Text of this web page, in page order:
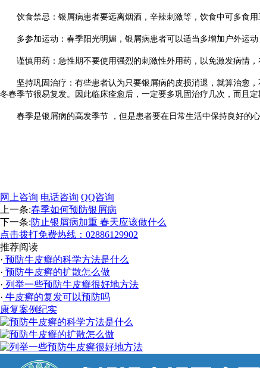
饮食禁忌：银屑病患者要远离烟酒，辛辣刺激等，饮食中可多食用
多参加运动：春季阳光明媚，银屑病患者可以适当多增加户外运动
谨慎用药：急性期不要使用强烈的刺激性外用药，以免激发病情，
坚持巩固治疗：有些患者认为只要银屑病的皮损消退，就算治愈，
冬春季节很易复发。因此临床痊愈后，一定要多巩固治疗几次，而且定
春季是银屑病的高发季节 ，但是患者要在日常生活中保持良好的心
网上咨询 电话咨询 QQ咨询
上一条:春季如何预防银屑病
下一条:防止银屑病加重 春天应该做什么
点击拨打免费热线：02886129902
推荐阅读
· 预防牛皮癣的科学方法是什么
· 预防牛皮癣的扩散怎么做
· 列举一些预防牛皮癣很好地方法
· 牛皮癣的复发可以预防吗
康复案例纪实